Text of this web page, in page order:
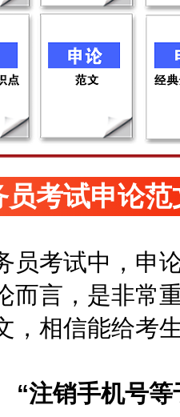
员考试申论范
考试中，申
而言，是非常
，相信能给考
“注销手机号